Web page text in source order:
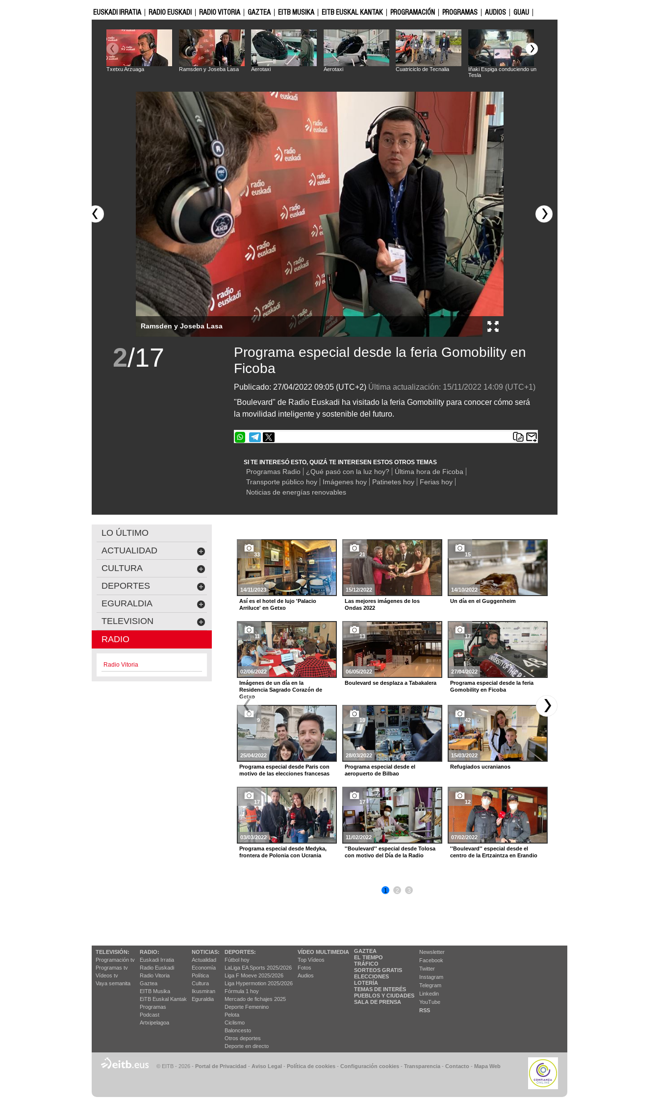
EUSKADI IRRATIA RADIO EUSKADI RADIO VITORIA GAZTEA EITB MUSIKA EITB EUSKAL KANTAK PROGRAMACIÓN PROGRAMAS AUDIOS GUAU
Txetxu Arzuaga Ramsden y Joseba Lasa Aerotaxi Aerotaxi Cuatriciclo de Tecnalia
Iñaki Espiga conduciendo un
Tesla
Ramsden y Joseba Lasa
2/17
Programa especial desde la feria Gomobility en
Ficoba
Publicado: 27/04/2022 09:05 (UTC+2) Última actualización: 15/11/2022 14:09 (UTC+1)
"Boulevard" de Radio Euskadi ha visitado la feria Gomobility para conocer cómo será
la movilidad inteligente y sostenible del futuro.
SI TE INTERESÓ ESTO, QUIZÁ TE INTERESEN ESTOS OTROS TEMAS
Programas Radio ¿Qué pasó con la luz hoy?
Última hora de Ficoba
Transporte público hoy
Imágenes hoy Patinetes hoy
Ferias hoy
Noticias de energías renovables
LO ÚLTIMO
ACTUALIDAD
CULTURA
DEPORTES
EGURALDIA
TELEVISION
RADIO
Radio Vitoria
33
14/11/2023
Así es el hotel de lujo 'Palacio
Arriluce' en Getxo
21
15/12/2022
Las mejores imágenes de los
Ondas 2022
15
14/10/2022
Un día en el Guggenheim
11
02/06/2022
Imágenes de un día en la
Residencia Sagrado Corazón de
Getxo
13
06/05/2022
Boulevard se desplaza a Tabakalera
17
27/04/2022
Programa especial desde la feria
Gomobility en Ficoba
9
25/04/2022
Programa especial desde Paris con
motivo de las elecciones francesas
10
28/03/2022
Programa especial desde el
aeropuerto de Bilbao
42
15/03/2022
Refugiados ucranianos
17
03/03/2022
Programa especial desde Medyka,
frontera de Polonia con Ucrania
17
11/02/2022
''Boulevard'' especial desde Tolosa
con motivo del Día de la Radio
12
07/02/2022
''Boulevard'' especial desde el
centro de la Ertzaintza en Erandio
1 2 3
TELEVISIÓN:
Programación tv
Programas tv
Vídeos tv
Vaya semanita
RADIO:
Euskadi Irratia
Radio Euskadi
Radio Vitoria
Gaztea
EITB Musika
EiTB Euskal Kantak
Programas
Podcast
Artxipelagoa
NOTICIAS:
Actualidad
Economía
Política
Cultura
Ikusmiran
Eguraldia
DEPORTES:
Fútbol hoy
LaLiga EA Sports 2025/2026
Liga F Moeve 2025/2026
Liga Hypermotion 2025/2026
Fórmula 1 hoy
Mercado de fichajes 2025
Deporte Femenino
Pelota
Ciclismo
Baloncesto
Otros deportes
Deporte en directo
VÍDEO MULTIMEDIA
Top Vídeos
Fotos
Audios
GAZTEA
EL TIEMPO
TRÁFICO
SORTEOS GRATIS
ELECCIONES
LOTERÍA
TEMAS DE INTERÉS
PUEBLOS Y CIUDADES
SALA DE PRENSA
Newsletter
Facebook
Twitter
Instagram
Telegram
Linkedin
YouTube
RSS
© EITB - 2026 - Portal de Privacidad - Aviso Legal - Política de cookies - Configuración cookies - Transparencia - Contacto - Mapa Web